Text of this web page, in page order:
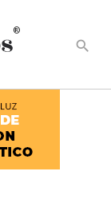
®
search